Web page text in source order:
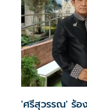
'ศรีสุวรรณ' ร้อ